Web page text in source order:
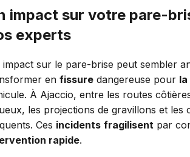
impact sur votre pare-
experts
impact sur le pare-brise peut sembler
en fissure dangereuse pour
À Ajaccio, entre les routes
les projections de gravillons et les
Ces incidents fragilisent par
rapide.